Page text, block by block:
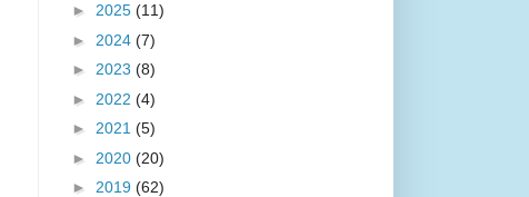
► 2025 (11)
► 2024 (7)
► 2023 (8)
► 2022 (4)
► 2021 (5)
► 2020 (20)
► 2019 (62)